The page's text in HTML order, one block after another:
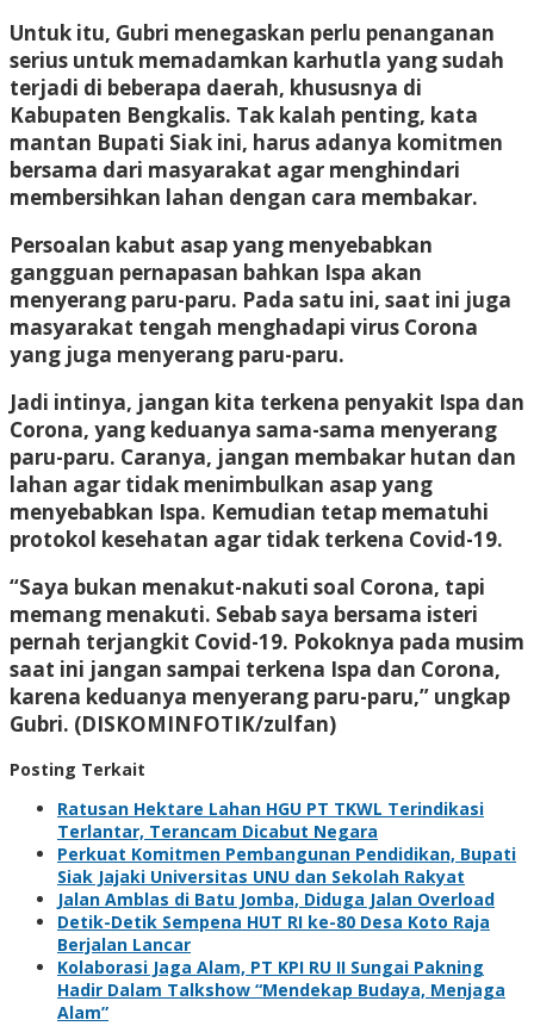
Untuk itu, Gubri menegaskan perlu penanganan
serius untuk memadamkan karhutla yang sudah
terjadi di beberapa daerah, khususnya di
Kabupaten Bengkalis. Tak kalah penting, kata
mantan Bupati Siak ini, harus adanya komitmen
bersama dari masyarakat agar menghindari
membersihkan lahan dengan cara membakar.
Persoalan kabut asap yang menyebabkan
gangguan pernapasan bahkan Ispa akan
menyerang paru-paru. Pada satu ini, saat ini juga
masyarakat tengah menghadapi virus Corona
yang juga menyerang paru-paru.
Jadi intinya, jangan kita terkena penyakit Ispa dan
Corona, yang keduanya sama-sama menyerang
paru-paru. Caranya, jangan membakar hutan dan
lahan agar tidak menimbulkan asap yang
menyebabkan Ispa. Kemudian tetap mematuhi
protokol kesehatan agar tidak terkena Covid-19.
“Saya bukan menakut-nakuti soal Corona, tapi
memang menakuti. Sebab saya bersama isteri
pernah terjangkit Covid-19. Pokoknya pada musim
saat ini jangan sampai terkena Ispa dan Corona,
karena keduanya menyerang paru-paru,” ungkap
Gubri. (DISKOMINFOTIK/zulfan)
Posting Terkait
Ratusan Hektare Lahan HGU PT TKWL Terindikasi
Terlantar, Terancam Dicabut Negara
Perkuat Komitmen Pembangunan Pendidikan, Bupati
Siak Jajaki Universitas UNU dan Sekolah Rakyat
Jalan Amblas di Batu Jomba, Diduga Jalan Overload
Detik-Detik Sempena HUT RI ke-80 Desa Koto Raja
Berjalan Lancar
Kolaborasi Jaga Alam, PT KPI RU II Sungai Pakning
Hadir Dalam Talkshow “Mendekap Budaya, Menjaga
Alam”